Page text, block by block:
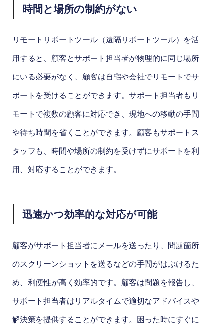
時間と場所の制約がない
リモートサポートツール（遠隔サポートツール）を活
用すると、顧客とサポート担当者が物理的に同じ場所
にいる必要がなく、顧客は自宅や会社でリモートでサ
ポートを受けることができます。サポート担当者もリ
モートで複数の顧客に対応でき、現地への移動の手間
や待ち時間を省くことができます。顧客もサポートス
タッフも、時間や場所の制約を受けずにサポートを利
用、対応することができます。
迅速かつ効率的な対応が可能
顧客がサポート担当者にメールを送ったり、問題箇所
のスクリーンショットを送るなどの手間がはぶけるた
め、利便性が高く効率的です。顧客は問題を報告し、
サポート担当者はリアルタイムで適切なアドバイスや
解決策を提供することができます。困った時にすぐに